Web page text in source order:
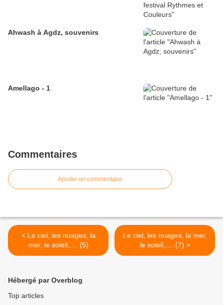
Ahwash à Agdz, souvenirs
Amellago - 1
Commentaires
Ajouter un commentaire
< Le ciel, les nuages, la
mer, le soleil,.... (5)
Le ciel, les nuages, la mer,
le soleil,.... (7) >
Hébergé par Overblog
Top articles